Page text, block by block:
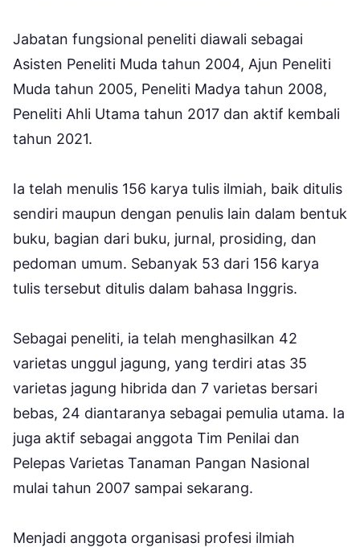
Jabatan fungsional peneliti diawali sebagai
Asisten Peneliti Muda tahun 2004, Ajun Peneliti
Muda tahun 2005, Peneliti Madya tahun 2008,
Peneliti Ahli Utama tahun 2017 dan aktif kembali
tahun 2021.
Ia telah menulis 156 karya tulis ilmiah, baik ditulis
sendiri maupun dengan penulis lain dalam bentuk
buku, bagian dari buku, jurnal, prosiding, dan
pedoman umum. Sebanyak 53 dari 156 karya
tulis tersebut ditulis dalam bahasa Inggris.
Sebagai peneliti, ia telah menghasilkan 42
varietas unggul jagung, yang terdiri atas 35
varietas jagung hibrida dan 7 varietas bersari
bebas, 24 diantaranya sebagai pemulia utama. Ia
juga aktif sebagai anggota Tim Penilai dan
Pelepas Varietas Tanaman Pangan Nasional
mulai tahun 2007 sampai sekarang.
Menjadi anggota organisasi profesi ilmiah